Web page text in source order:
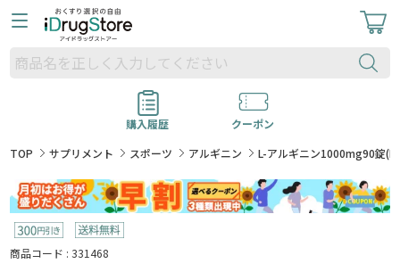
購入履歴
クーポン
TOP
サプリメント スポーツ アルギニン L-アルギニン1000mg90錠
商品コード : 331468